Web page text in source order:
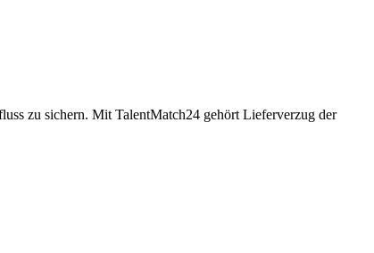
zu sichern. Mit TalentMatch24 gehört Lieferverzug der